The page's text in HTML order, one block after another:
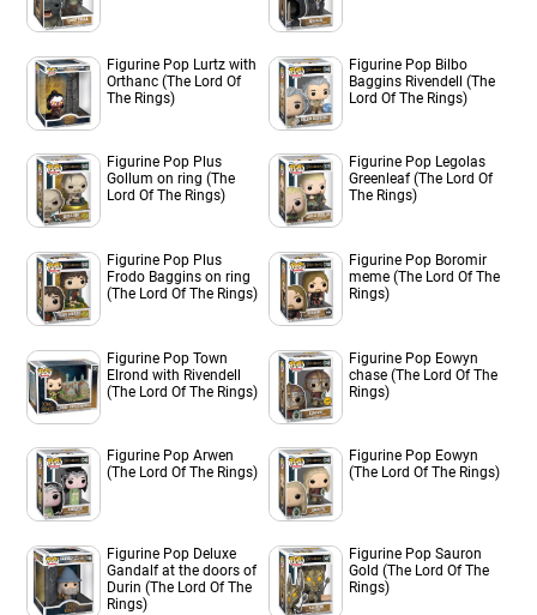
Figurine Pop Lurtz with
Orthanc (The Lord Of
The Rings)
Figurine Pop Bilbo
Baggins Rivendell (The
Lord Of The Rings)
Figurine Pop Plus
Gollum on ring (The
Lord Of The Rings)
Figurine Pop Legolas
Greenleaf (The Lord Of
The Rings)
Figurine Pop Plus
Frodo Baggins on ring
(The Lord Of The Rings)
Figurine Pop Boromir
meme (The Lord Of The
Rings)
Figurine Pop Town
Elrond with Rivendell
(The Lord Of The Rings)
Figurine Pop Eowyn
chase (The Lord Of The
Rings)
Figurine Pop Arwen
(The Lord Of The Rings)
Figurine Pop Eowyn
(The Lord Of The Rings)
Figurine Pop Deluxe
Gandalf at the doors of
Durin (The Lord Of The
Rings)
Figurine Pop Sauron
Gold (The Lord Of The
Rings)